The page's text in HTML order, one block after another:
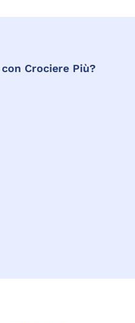
Crociere Più?